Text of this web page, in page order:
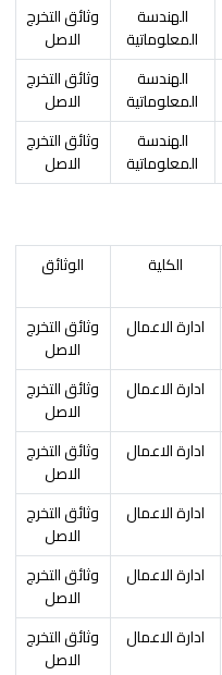
الهندسة
المعلوماتية
وثائق التخرج
الاصل
الهندسة
المعلوماتية
وثائق التخرج
الاصل
الهندسة
المعلوماتية
وثائق التخرج
الاصل
الكلية الوثائق
ادارة الاعمال
وثائق التخرج
الاصل
ادارة الاعمال
وثائق التخرج
الاصل
ادارة الاعمال
وثائق التخرج
الاصل
ادارة الاعمال
وثائق التخرج
الاصل
ادارة الاعمال
وثائق التخرج
الاصل
ادارة الاعمال
وثائق التخرج
الاصل